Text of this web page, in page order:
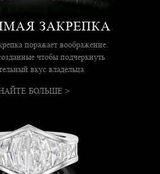
ЗАКРЕПКА
поражает воображение.
чтобы подчеркнуть
вкус владельца.
БОЛЬШЕ >